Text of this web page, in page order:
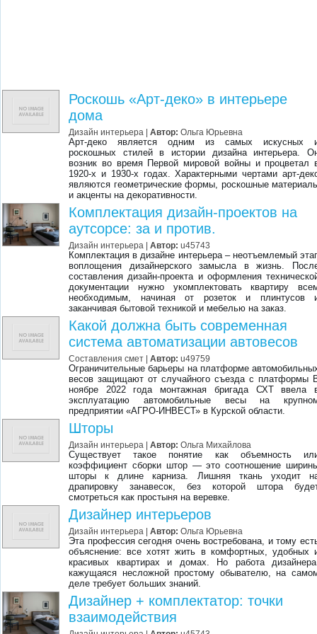
Роскошь «Арт-деко» в интерьере
дома
Дизайн интерьера |Автор: Ольга Юрьевна
Арт-деко является одним из самых искусных
роскошных стилей в истории дизайна интерьера.
возник во время Первой мировой войны и процветал
1920-х и 1930-х годах. Характерными чертами арт-
являются геометрические формы, роскошные
и акценты на декоративности.
Комплектация дизайн-проектов на
аутсорсе: за и против.
Дизайн интерьера |Автор: u45743
Комплектация в дизайне интерьера – неотъемлемый
воплощения дизайнерского замысла в жизнь.
составления дизайн-проекта и оформления
документации нужно укомплектовать квартиру
необходимым, начиная от розеток и плинтусов
заканчивая бытовой техникой и мебелью на заказ.
Какой должна быть современная
система автоматизации автовесов
Составления смет |Автор: u49759
Ограничительные барьеры на платформе
весов защищают от случайного съезда с платформы
ноябре 2022 года монтажная бригада СХТ ввела
эксплуатацию автомобильные весы на
предприятии «АГРО-ИНВЕСТ» в Курской области.
Шторы
Дизайн интерьера |Автор: Ольга Михайлова
Существует такое понятие как объемность
коэффициент сборки штор — это соотношение
шторы к длине карниза. Лишняя ткань уходит
драпировку занавесок, без которой штора
смотреться как простыня на веревке.
Дизайнер интерьеров
Дизайн интерьера |Автор: Ольга Юрьевна
Эта профессия сегодня очень востребована, и тому
объяснение: все хотят жить в комфортных, удобных
красивых квартирах и домах. Но работа
кажущаяся несложной простому обывателю, на
деле требует больших знаний.
Дизайнер + комплектатор: точки
взаимодействия